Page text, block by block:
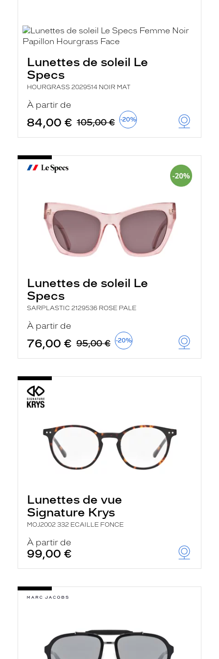
Lunettes de soleil Le
Specs
HOURGRASS 2029514 NOIR MAT
À partir de
84,00 € 105,00 € -20%
Lunettes de soleil Le
Specs
SARPLASTIC 2129536 ROSE PALE
À partir de
76,00 € 95,00 € -20%
Lunettes de vue
Signature Krys
MOJ2002 332 ECAILLE FONCE
À partir de
99,00 €